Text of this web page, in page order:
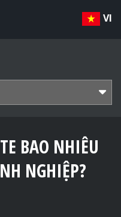
VI
BAO NHIÊU
NGHIỆP?